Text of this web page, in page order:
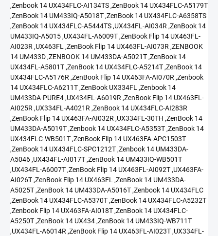
,Zenbook 14 UX434FLC-AI134TS ,ZenBook 14 UX434FLC-A5179T
,ZenBook 14 UM433IQ-A5018T ,ZenBook 14 UX434FLC-A6358TS
,ZenBook 14 UX434FLC-A5444TS ,UX434FL-AI034R ,ZenBook 14
UM433IQ-A5015 ,UX434FL-A6009T ,ZenBook Flip 14 UX463FL-
AI023R ,UX463FL ,ZenBook Flip 14 UX463FL-AI073R ,ZENBOOK
14 UM433D ,ZENBOOK 14 UM433DA-A5021T ,ZenBook 14
UX434FL-A5801T ,ZenBook 14 UX434FLC-A5214T ,ZenBook 14
UX434FLC-A5176R ,ZenBook Flip 14 UX463FA-AI070R ,Zenbook
14 UX434FLC-A6211T ,ZenBook UX334FL ,Zenbook 14
UM433DA-PURE4 ,UX434FL-A6019R ,ZenBook Flip 14 UX463FL-
AI025R ,UX334FL-A4021R ,ZenBook 14 UX434FLC-AI283R
,ZenBook Flip 14 UX463FA-AI032R ,UX334FL-30TH ,ZenBook 14
UM433DA-A5019T ,Zenbook 14 UX434FLC-A5353T ,ZenBook 14
UX434FLC-WB501T ,ZenBook Flip 14 UX463FA-APC1503T
,ZenBook 14 UX434FLC-SPC1212T ,Zenbook 14 UM433DA-
A5046 ,UX434FL-AI017T ,ZenBook 14 UM433IQ-WB501T
,UX434FL-A6007T ,ZenBook Flip 14 UX463FL-AI092T ,UX463FA-
AI026T ,ZenBook Flip 14 UX463FL ,ZenBook 14 UM433DA-
A5025T ,ZenBook 14 UM433DA-A5016T ,Zenbook 14 UX434FLC
,ZenBook 14 UX434FLC-A5370T ,ZenBook 14 UX434FLC-A5232T
,Zenbook Flip 14 UX463FA-AI018T ,ZenBook 14 UX434FLC-
A5250T ,ZenBook 14 UX434 ,ZenBook 14 UM433IQ-WB711T
,UX434FL-A6014R ,ZenBook Flip 14 UX463FL-AI023T ,UX334FL-